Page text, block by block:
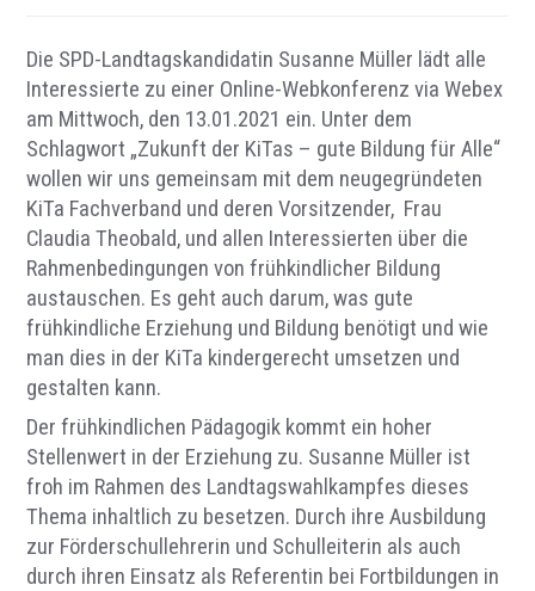
Die SPD-Landtagskandidatin Susanne Müller lädt alle
Interessierte zu einer Online-Webkonferenz via Webex
am Mittwoch, den 13.01.2021 ein. Unter dem
Schlagwort „Zukunft der KiTas – gute Bildung für Alle“
wollen wir uns gemeinsam mit dem neugegründeten
KiTa Fachverband und deren Vorsitzender, Frau
Claudia Theobald, und allen Interessierten über die
Rahmenbedingungen von frühkindlicher Bildung
austauschen. Es geht auch darum, was gute
frühkindliche Erziehung und Bildung benötigt und wie
man dies in der KiTa kindergerecht umsetzen und
gestalten kann.
Der frühkindlichen Pädagogik kommt ein hoher
Stellenwert in der Erziehung zu. Susanne Müller ist
froh im Rahmen des Landtagswahlkampfes dieses
Thema inhaltlich zu besetzen. Durch ihre Ausbildung
zur Förderschullehrerin und Schulleiterin als auch
durch ihren Einsatz als Referentin bei Fortbildungen in